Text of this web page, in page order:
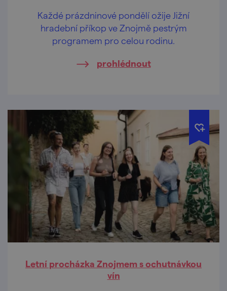
Každé prázdninové pondělí ožije Jižní
hradební příkop ve Znojmě pestrým
programem pro celou rodinu.
prohlédnout
Letní procházka Znojmem s ochutnávkou
vín